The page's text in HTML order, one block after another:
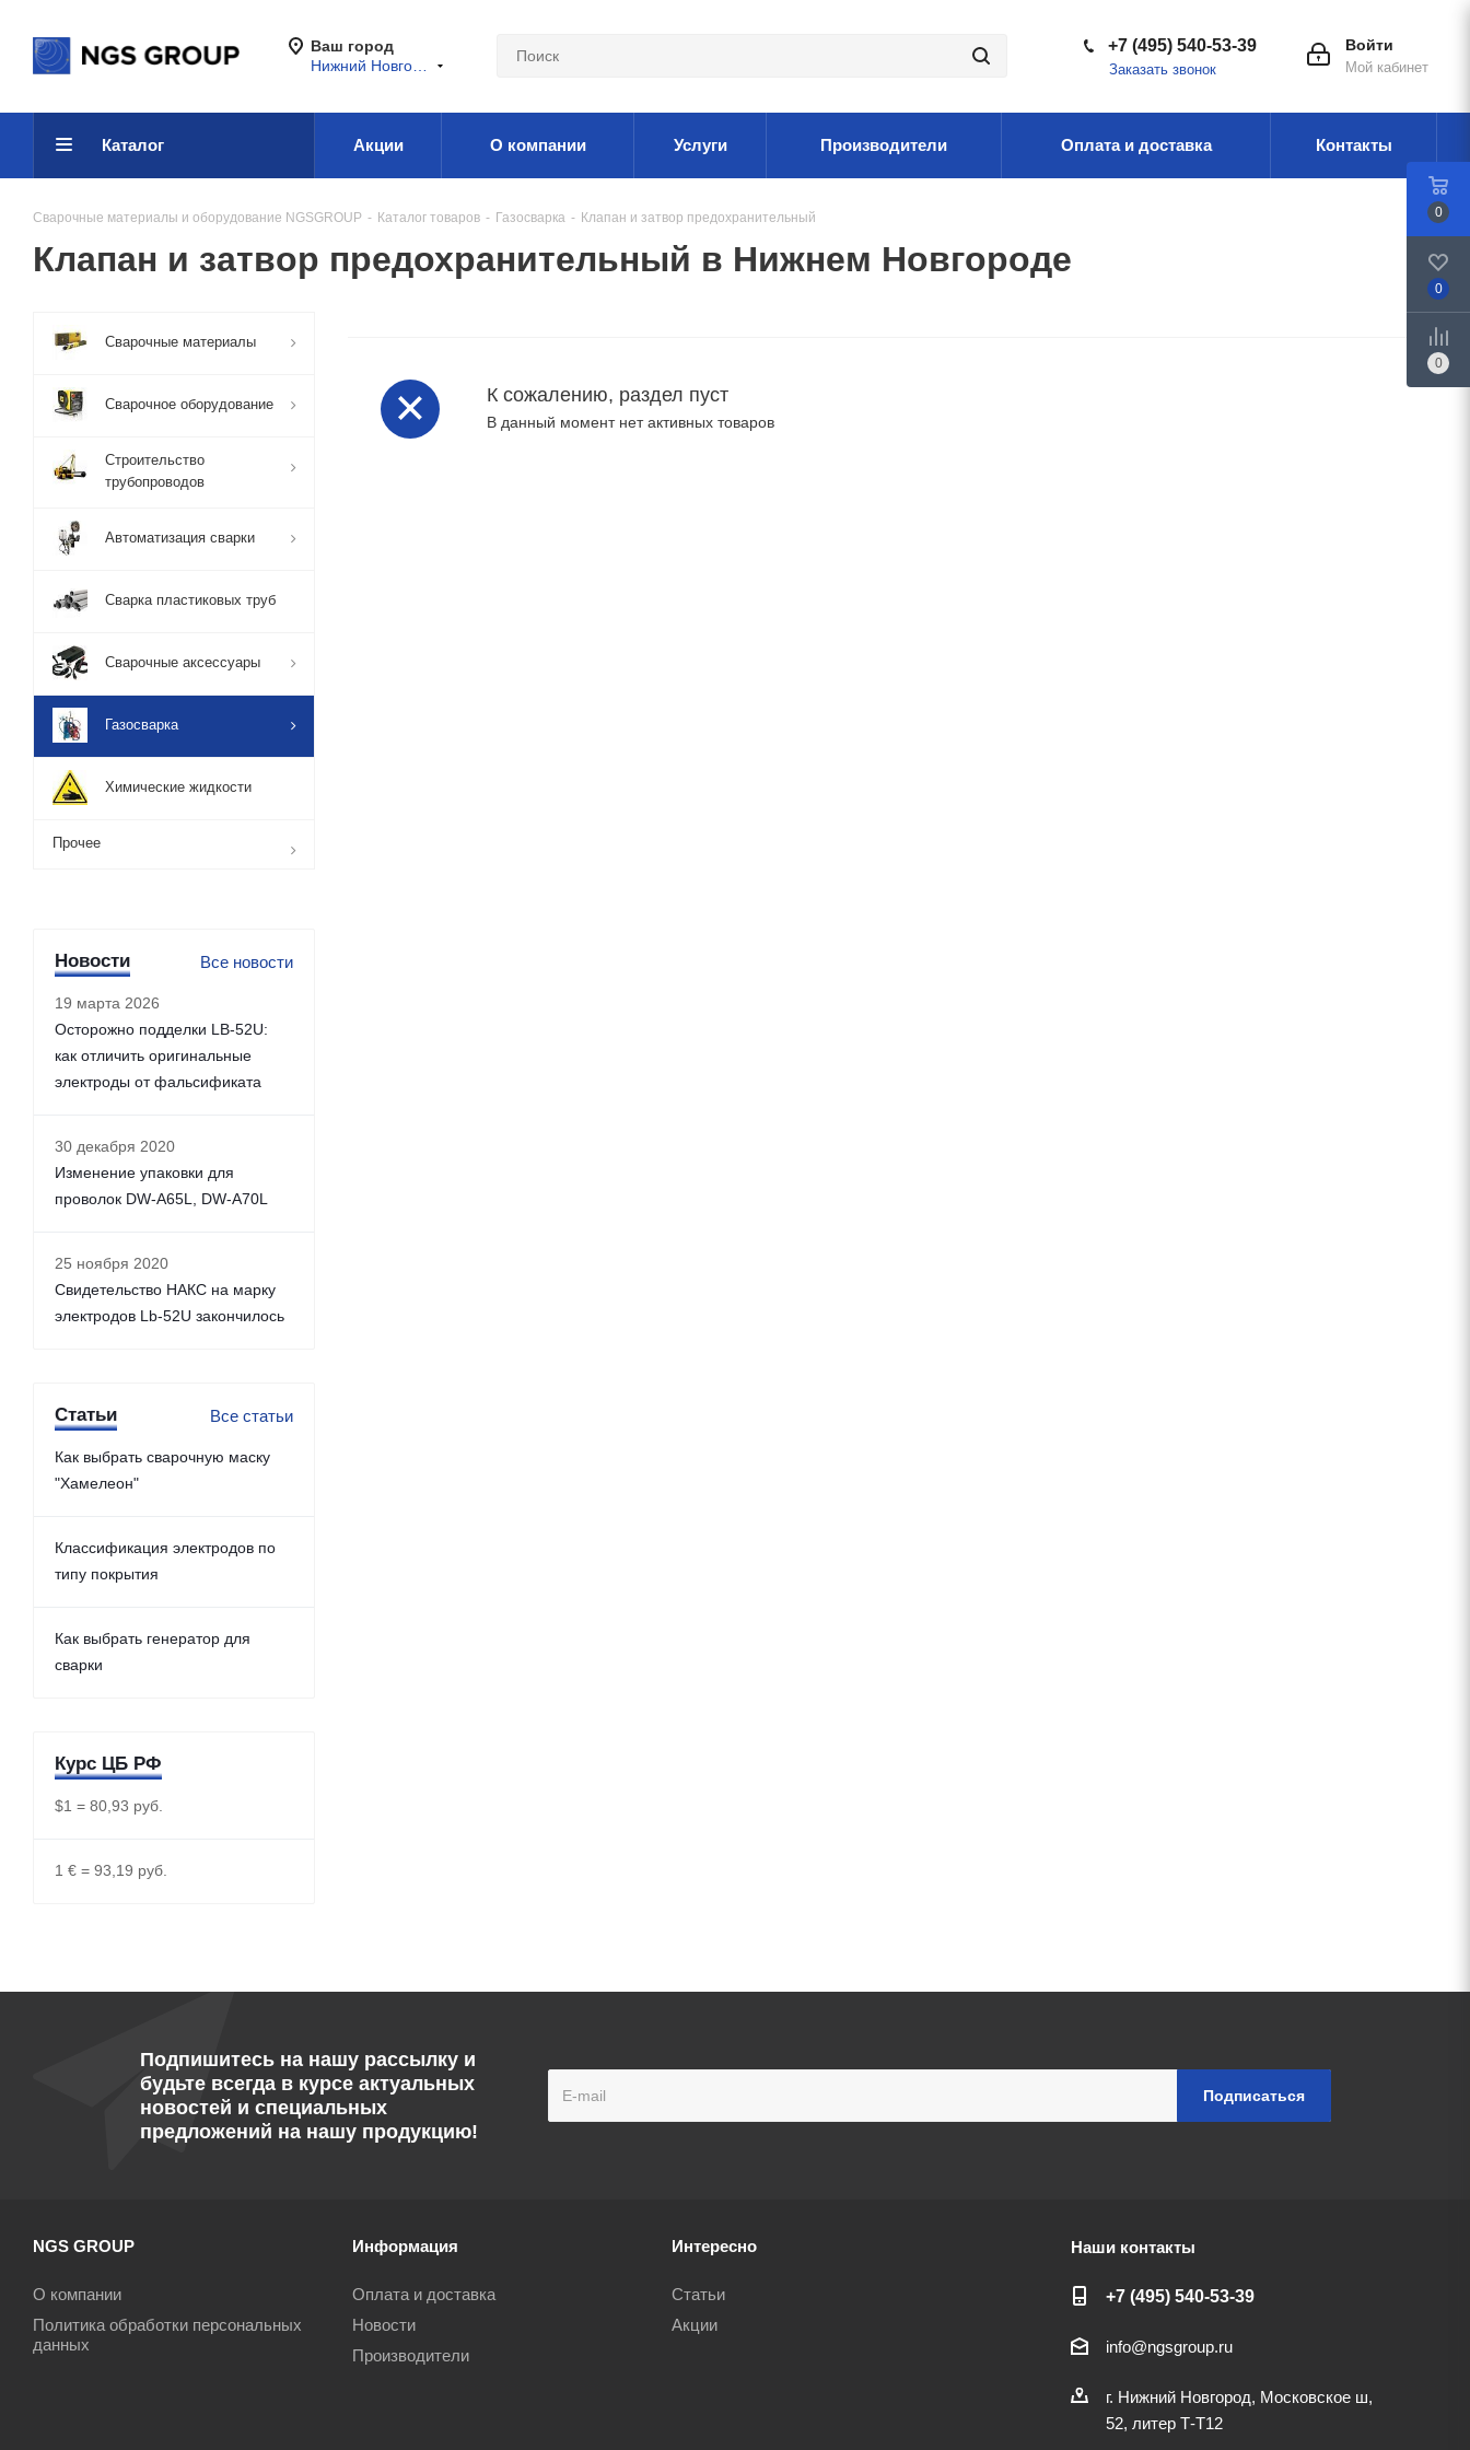
Ваш город
Войти
Мой кабинет
+7 (495) 540-53-39
Заказать звонок
Каталог Акции О компании Услуги Производители Оплата и доставка Контакты
Сварочные материалы и оборудование NGSGROUP - Каталог товаров - Газосварка - Клапан и затвор предохранительный
Клапан и затвор предохранительный в Нижнем Новгороде
К сожалению, раздел пуст
В данный момент нет активных товаров
Сварочные материалы
Сварочное оборудование
Строительство
трубопроводов
Автоматизация сварки
Сварка пластиковых труб
Сварочные аксессуары
Газосварка
Химические жидкости
Прочее
Новости Все новости
19 марта 2026
Осторожно подделки LB-52U:
как отличить оригинальные
электроды от фальсификата
30 декабря 2020
Изменение упаковки для
проволок DW-A65L, DW-A70L
25 ноября 2020
Свидетельство НАКС на марку
электродов Lb-52U закончилось
Статьи Все статьи
Как выбрать сварочную маску
"Хамелеон"
Классификация электродов по
типу покрытия
Как выбрать генератор для
сварки
Курс ЦБ РФ
$1 = 80,93 руб.
1 € = 93,19 руб.
Подпишитесь на нашу рассылку и
будьте всегда в курсе актуальных
новостей и специальных
предложений на нашу продукцию!
NGS GROUP
О компании
Политика обработки персональных
данных
Информация
Оплата и доставка
Новости
Производители
Интересно
Статьи
Акции
Наши контакты
+7 (495) 540-53-39
info@ngsgroup.ru
г. Нижний Новгород, Московское ш,
52, литер Т-Т12
0
0
0